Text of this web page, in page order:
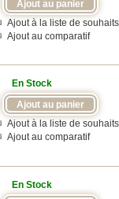
Ajout à la liste de souhaits
Ajout au comparatif
En Stock
Ajout à la liste de souhaits
Ajout au comparatif
En Stock